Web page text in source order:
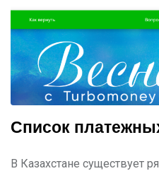
Список
В Казахстане существует